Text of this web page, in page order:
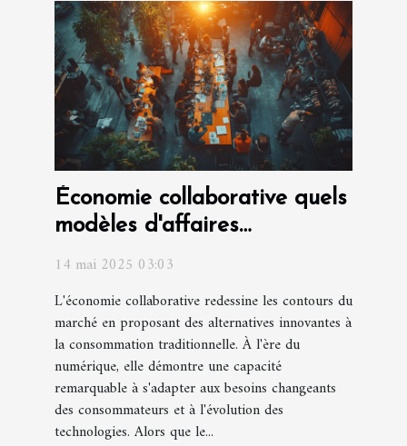
Économie collaborative quels
modèles d'affaires
14 mai 2025 03:03
L'économie collaborative redessine les contours du
marché en proposant des alternatives innovantes à
la consommation traditionnelle. À l'ère du
numérique, elle démontre une capacité
remarquable à s'adapter aux besoins changeants
des consommateurs et à l'évolution des
technologies. Alors que le...